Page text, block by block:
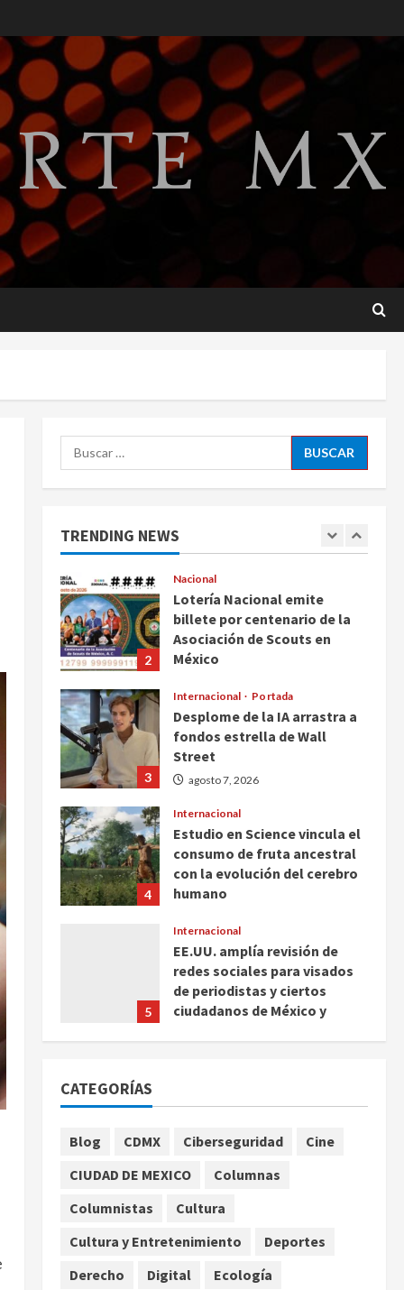
Buscar:
TRENDING NEWS
2
billete por centenario de la
Asociación de Scouts en
agosto 7, 2026
3
Internacional Portada
Desplome de la IA arrastra a
fondos estrella de Wall
Street
agosto 7, 2026
con la evolución del cerebro
agosto 7, 2026
de periodistas y ciertos
agosto 7, 2026
1
2
Nacional
Lotería Nacional emite
billete por centenario de la
Asociación de Scouts en
México
3
Internacional Portada
Desplome de la IA arrastra a
fondos estrella de Wall
Street
agosto 7, 2026
4
Internacional
Estudio en Science vincula el
consumo de fruta ancestral
con la evolución del cerebro
humano
5
Internacional
EE.UU. amplía revisión de
redes sociales para visados
de periodistas y ciertos
ciudadanos de México y
Morelia
2
Lotería Nacional emite
billete por centenario de la
México
agosto 7, 2026
Internacional Portada
CATEGORÍAS
Blog CDMX Ciberseguridad
Cine
CIUDAD DE MEXICO
Columnas
Columnistas
Cultura
Cultura y Entretenimiento
Deportes
Derecho
Digital
Ecología